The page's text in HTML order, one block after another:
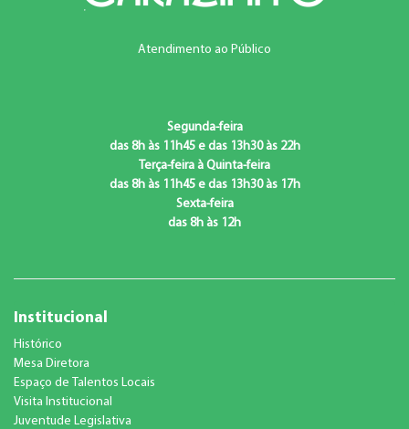
Atendimento ao Público
Segunda-feira
das 8h às 11h45 e das 13h30 às 22h
Terça-feira à Quinta-feira
das 8h às 11h45 e das 13h30 às 17h
Sexta-feira
das 8h às 12h
Institucional
Histórico
Mesa Diretora
Espaço de Talentos Locais
Visita Institucional
Juventude Legislativa